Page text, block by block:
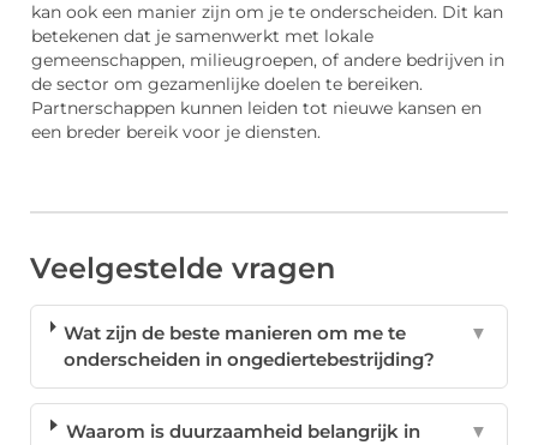
kan ook een manier zijn om je te onderscheiden. Dit kan
betekenen dat je samenwerkt met lokale
gemeenschappen, milieugroepen, of andere bedrijven in
de sector om gezamenlijke doelen te bereiken.
Partnerschappen kunnen leiden tot nieuwe kansen en
een breder bereik voor je diensten.
Veelgestelde vragen
Wat zijn de beste manieren om me te
onderscheiden in ongediertebestrijding?
▼
Waarom is duurzaamheid belangrijk in
▼